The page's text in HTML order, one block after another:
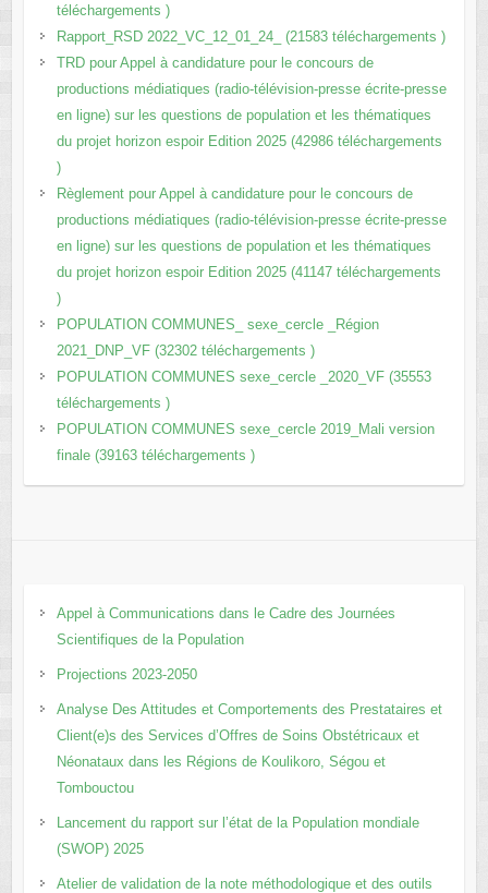
téléchargements )
Rapport_RSD 2022_VC_12_01_24_ (21583 téléchargements )
TRD pour Appel à candidature pour le concours de
productions médiatiques (radio-télévision-presse écrite-presse
en ligne) sur les questions de population et les thématiques
du projet horizon espoir Edition 2025 (42986 téléchargements
)
Règlement pour Appel à candidature pour le concours de
productions médiatiques (radio-télévision-presse écrite-presse
en ligne) sur les questions de population et les thématiques
du projet horizon espoir Edition 2025 (41147 téléchargements
)
POPULATION COMMUNES_ sexe_cercle _Région
2021_DNP_VF (32302 téléchargements )
POPULATION COMMUNES sexe_cercle _2020_VF (35553
téléchargements )
POPULATION COMMUNES sexe_cercle 2019_Mali version
finale (39163 téléchargements )
Appel à Communications dans le Cadre des Journées
Scientifiques de la Population
Projections 2023-2050
Analyse Des Attitudes et Comportements des Prestataires et
Client(e)s des Services d’Offres de Soins Obstétricaux et
Néonataux dans les Régions de Koulikoro, Ségou et
Tombouctou
Lancement du rapport sur l’état de la Population mondiale
(SWOP) 2025
Atelier de validation de la note méthodologique et des outils